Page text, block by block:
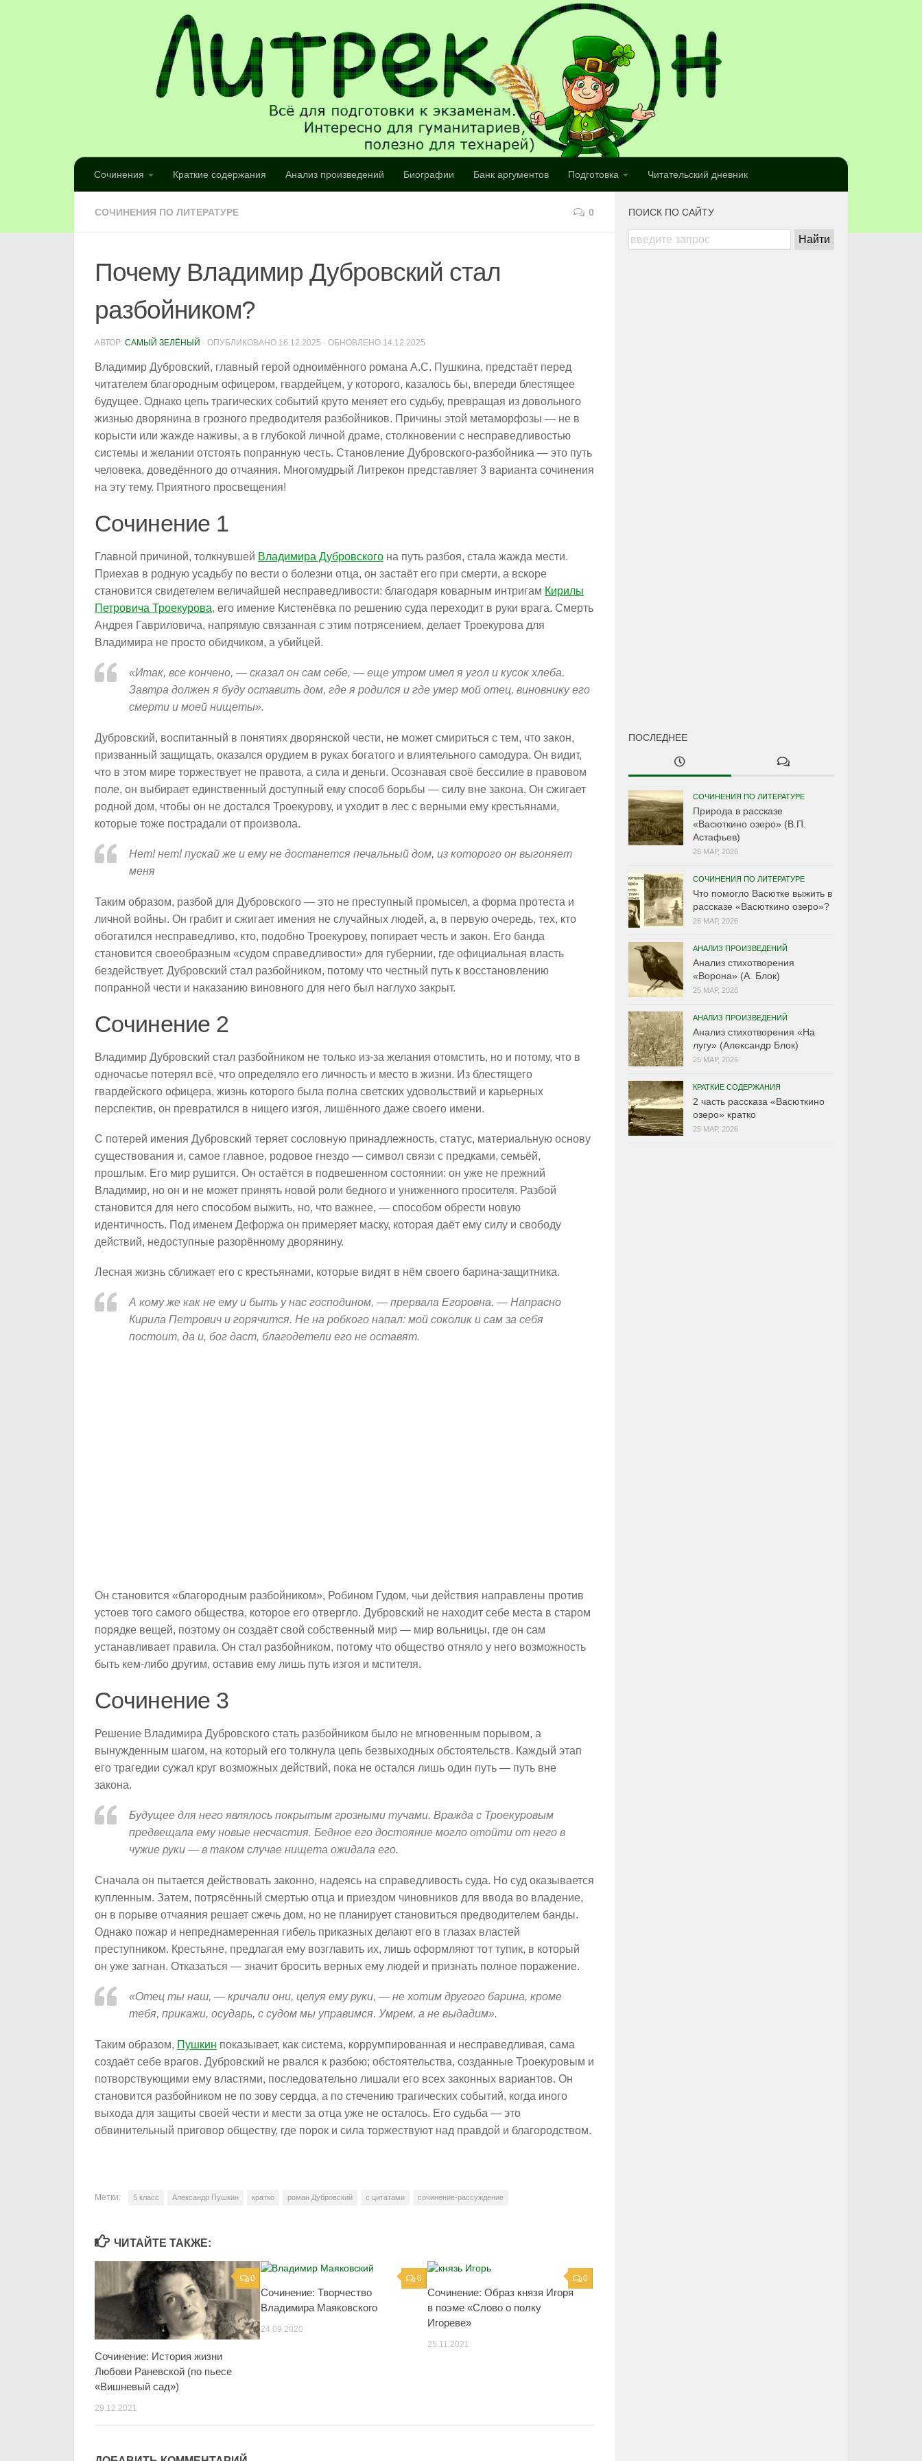
Сочинения Краткие содержания Анализ произведений Биографии Банк аргументов Подготовка Читательский дневник
СОЧИНЕНИЯ ПО ЛИТЕРАТУРЕ 0
Почему Владимир Дубровский стал
разбойником?
АВТОР: САМЫЙ ЗЕЛЁНЫЙ · ОПУБЛИКОВАНО 16.12.2025 · ОБНОВЛЕНО 14.12.2025
Владимир Дубровский, главный герой одноимённого романа А.С. Пушкина, предстаёт перед
читателем благородным офицером, гвардейцем, у которого, казалось бы, впереди блестящее
будущее. Однако цепь трагических событий круто меняет его судьбу, превращая из довольного
жизнью дворянина в грозного предводителя разбойников. Причины этой метаморфозы — не в
корысти или жажде наживы, а в глубокой личной драме, столкновении с несправедливостью
системы и желании отстоять попранную честь. Становление Дубровского-разбойника — это путь
человека, доведённого до отчаяния. Многомудрый Литрекон представляет 3 варианта сочинения
на эту тему. Приятного просвещения!
Сочинение 1
Главной причиной, толкнувшей Владимира Дубровского на путь разбоя, стала жажда мести.
Приехав в родную усадьбу по вести о болезни отца, он застаёт его при смерти, а вскоре
становится свидетелем величайшей несправедливости: благодаря коварным интригам Кирилы
Петровича Троекурова, его имение Кистенёвка по решению суда переходит в руки врага. Смерть
Андрея Гавриловича, напрямую связанная с этим потрясением, делает Троекурова для
Владимира не просто обидчиком, а убийцей.
«Итак, все кончено, — сказал он сам себе, — еще утром имел я угол и кусок хлеба.
Завтра должен я буду оставить дом, где я родился и где умер мой отец, виновнику его
смерти и моей нищеты».
Дубровский, воспитанный в понятиях дворянской чести, не может смириться с тем, что закон,
призванный защищать, оказался орудием в руках богатого и влиятельного самодура. Он видит,
что в этом мире торжествует не правота, а сила и деньги. Осознавая своё бессилие в правовом
поле, он выбирает единственный доступный ему способ борьбы — силу вне закона. Он сжигает
родной дом, чтобы он не достался Троекурову, и уходит в лес с верными ему крестьянами,
которые тоже пострадали от произвола.
Нет! нет! пускай же и ему не достанется печальный дом, из которого он выгоняет
меня
Таким образом, разбой для Дубровского — это не преступный промысел, а форма протеста и
личной войны. Он грабит и сжигает имения не случайных людей, а, в первую очередь, тех, кто
обогатился несправедливо, кто, подобно Троекурову, попирает честь и закон. Его банда
становится своеобразным «судом справедливости» для губернии, где официальная власть
бездействует. Дубровский стал разбойником, потому что честный путь к восстановлению
попранной чести и наказанию виновного для него был наглухо закрыт.
Сочинение 2
Владимир Дубровский стал разбойником не только из-за желания отомстить, но и потому, что в
одночасье потерял всё, что определяло его личность и место в жизни. Из блестящего
гвардейского офицера, жизнь которого была полна светских удовольствий и карьерных
перспектив, он превратился в нищего изгоя, лишённого даже своего имени.
С потерей имения Дубровский теряет сословную принадлежность, статус, материальную основу
существования и, самое главное, родовое гнездо — символ связи с предками, семьёй,
прошлым. Его мир рушится. Он остаётся в подвешенном состоянии: он уже не прежний
Владимир, но он и не может принять новой роли бедного и униженного просителя. Разбой
становится для него способом выжить, но, что важнее, — способом обрести новую
идентичность. Под именем Дефоржа он примеряет маску, которая даёт ему силу и свободу
действий, недоступные разорённому дворянину.
Лесная жизнь сближает его с крестьянами, которые видят в нём своего барина-защитника.
А кому же как не ему и быть у нас господином, — прервала Егоровна. — Напрасно
Кирила Петрович и горячится. Не на робкого напал: мой соколик и сам за себя
постоит, да и, бог даст, благодетели его не оставят.
Он становится «благородным разбойником», Робином Гудом, чьи действия направлены против
устоев того самого общества, которое его отвергло. Дубровский не находит себе места в старом
порядке вещей, поэтому он создаёт свой собственный мир — мир вольницы, где он сам
устанавливает правила. Он стал разбойником, потому что общество отняло у него возможность
быть кем-либо другим, оставив ему лишь путь изгоя и мстителя.
Сочинение 3
Решение Владимира Дубровского стать разбойником было не мгновенным порывом, а
вынужденным шагом, на который его толкнула цепь безвыходных обстоятельств. Каждый этап
его трагедии сужал круг возможных действий, пока не остался лишь один путь — путь вне
закона.
Будущее для него являлось покрытым грозными тучами. Вражда с Троекуровым
предвещала ему новые несчастия. Бедное его достояние могло отойти от него в
чужие руки — в таком случае нищета ожидала его.
Сначала он пытается действовать законно, надеясь на справедливость суда. Но суд оказывается
купленным. Затем, потрясённый смертью отца и приездом чиновников для ввода во владение,
он в порыве отчаяния решает сжечь дом, но не планирует становиться предводителем банды.
Однако пожар и непреднамеренная гибель приказных делают его в глазах властей
преступником. Крестьяне, предлагая ему возглавить их, лишь оформляют тот тупик, в который
он уже загнан. Отказаться — значит бросить верных ему людей и признать полное поражение.
«Отец ты наш, — кричали они, целуя ему руки, — не хотим другого барина, кроме
тебя, прикажи, осударь, с судом мы управимся. Умрем, а не выдадим».
Таким образом, Пушкин показывает, как система, коррумпированная и несправедливая, сама
создаёт себе врагов. Дубровский не рвался к разбою; обстоятельства, созданные Троекуровым и
потворствующими ему властями, последовательно лишали его всех законных вариантов. Он
становится разбойником не по зову сердца, а по стечению трагических событий, когда иного
выхода для защиты своей чести и мести за отца уже не осталось. Его судьба — это
обвинительный приговор обществу, где порок и сила торжествуют над правдой и благородством.
Метки: 5 класс Александр Пушкин кратко роман Дубровский с цитатами сочинение-рассуждение
ЧИТАЙТЕ ТАКЖЕ:
0
Сочинение: История жизни
Любови Раневской (по пьесе
«Вишневый сад»)
29.12.2021
0
Сочинение: Творчество
Владимира Маяковского
24.09.2020
0
Сочинение: Образ князя Игоря
в поэме «Слово о полку
Игореве»
25.11.2021
ПОИСК ПО САЙТУ
ПОСЛЕДНЕЕ
СОЧИНЕНИЯ ПО ЛИТЕРАТУРЕ
Природа в рассказе
«Васюткино озеро» (В.П.
Астафьев)
26 МАР, 2026
СОЧИНЕНИЯ ПО ЛИТЕРАТУРЕ
Что помогло Васютке выжить в
рассказе «Васюткино озеро»?
26 МАР, 2026
АНАЛИЗ ПРОИЗВЕДЕНИЙ
Анализ стихотворения
«Ворона» (А. Блок)
25 МАР, 2026
АНАЛИЗ ПРОИЗВЕДЕНИЙ
Анализ стихотворения «На
лугу» (Александр Блок)
25 МАР, 2026
КРАТКИЕ СОДЕРЖАНИЯ
2 часть рассказа «Васюткино
озеро» кратко
25 МАР, 2026